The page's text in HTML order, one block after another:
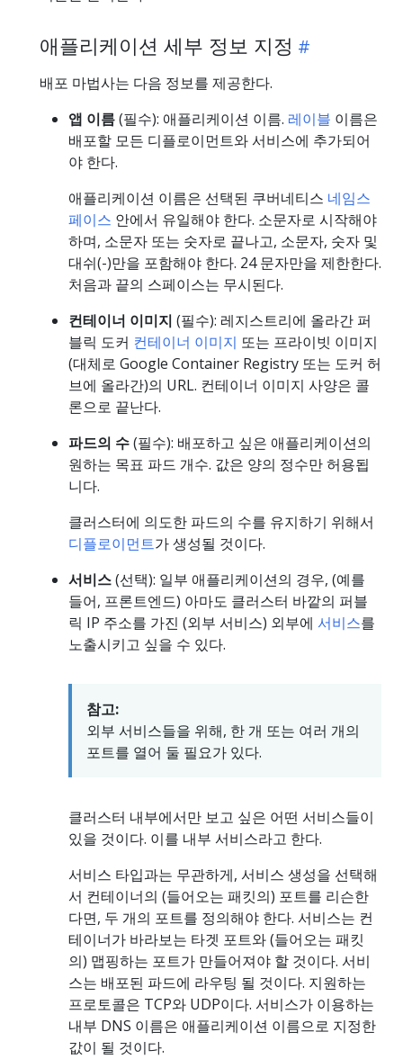
애플리케이션 세부 정보 지정
배포 마법사는 다음 정보를 제공한다.
앱 이름(필수): 애플리케이션 이름. 레이블 이름은
배포할 모든 디플로이먼트와 서비스에 추가되어
야 한다.
애플리케이션 이름은 선택된 쿠버네티스 네임스
페이스 안에서 유일해야 한다. 소문자로 시작해야
하며, 소문자 또는 숫자로 끝나고, 소문자, 숫자 및
대쉬(-)만을 포함해야 한다. 24 문자만을 제한한다.
처음과 끝의 스페이스는 무시된다.
컨테이너 이미지 (필수): 레지스트리에 올라간 퍼
블릭 도커 컨테이너 이미지 또는 프라이빗 이미지
(대체로 Google Container Registry 또는 도커 허
브에 올라간)의 URL. 컨테이너 이미지 사양은 콜
론으로 끝난다.
파드의 수(필수): 배포하고 싶은 애플리케이션의
원하는 목표 파드 개수. 값은 양의 정수만 허용됩
니다.
클러스터에 의도한 파드의 수를 유지하기 위해서
디플로이먼트가 생성될 것이다.
서비스(선택): 일부 애플리케이션의 경우, (예를
들어, 프론트엔드) 아마도 클러스터 바깥의 퍼블
릭 IP 주소를 가진 (외부 서비스) 외부에 서비스를
노출시키고 싶을 수 있다.
참고:
외부 서비스들을 위해, 한 개 또는 여러 개의
포트를 열어 둘 필요가 있다.
클러스터 내부에서만 보고 싶은 어떤 서비스들이
있을 것이다. 이를 내부 서비스라고 한다.
서비스 타입과는 무관하게, 서비스 생성을 선택해
서 컨테이너의 (들어오는 패킷의) 포트를 리슨한
다면, 두 개의 포트를 정의해야 한다. 서비스는 컨
테이너가 바라보는 타겟 포트와 (들어오는 패킷
의) 맵핑하는 포트가 만들어져야 할 것이다. 서비
스는 배포된 파드에 라우팅 될 것이다. 지원하는
프로토콜은 TCP와 UDP이다. 서비스가 이용하는
내부 DNS 이름은 애플리케이션 이름으로 지정한
값이 될 것이다.